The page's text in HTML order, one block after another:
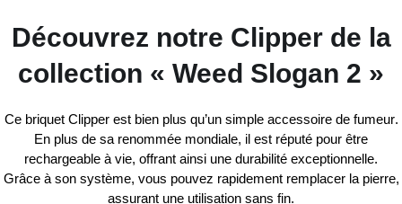
Découvrez notre Clipper de la
collection « Weed Slogan 2 »
Ce briquet Clipperest bien plus qu’un simple accessoire de fumeur.
En plus de sa renommée mondiale, il est réputé pour être
rechargeable à vie, offrant ainsi une durabilité exceptionnelle.
Grâce à son système, vous pouvez rapidement remplacer la pierre,
assurant une utilisation sans fin.